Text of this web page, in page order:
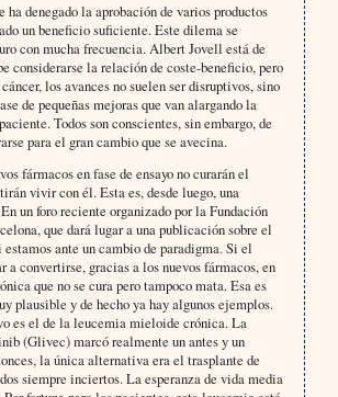
ha denegado la aprobación de varios productos
un beneficio suficiente. Este dilema se
con mucha frecuencia. Albert Jovell está de
considerarse la relación de coste-beneficio, pero
los avances no suelen ser disruptivos, sino
de pequeñas mejoras que van alargando la
Todos son conscientes, sin embargo, de
para el gran cambio que se avecina.
fármacos en fase de ensayo no curarán el
vivir con él. Esta es, desde luego, una
un foro reciente organizado por la Fundación
que dará lugar a una publicación sobre el
ante un cambio de paradigma. Si el
a convertirse, gracias a los nuevos fármacos, en
que no se cura pero tampoco mata. Esa es
plausible y de hecho ya hay algunos ejemplos.
es el de la leucemia mieloide crónica. La
(Glivec) marcó realmente un antes y un
la única alternativa era el trasplante de
siempre inciertos. La esperanza de vida media